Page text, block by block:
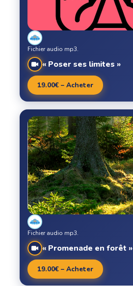
« Poser ses limites »
Fichier audio mp3.
19.00€ – Acheter
« Promenade en forêt »
Fichier audio mp3.
19.00€ – Acheter